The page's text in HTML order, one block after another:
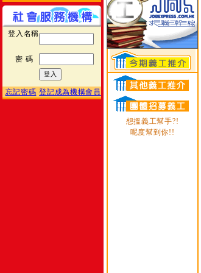
登入名稱
密 碼
忘記密碼 登記成為機構會員
想搵義工幫手?!
呢度幫到你!!